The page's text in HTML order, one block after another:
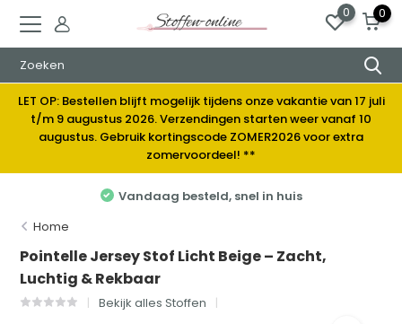
0 0
LET OP: Bestellen blijft mogelijk tijdens onze vakantie van 17 juli
t/m 9 augustus 2026. Verzendingen starten weer vanaf 10
augustus. Gebruik kortingscode ZOMER2026 voor extra
zomervoordeel! **
Vandaag besteld, snel in huis
Home
Pointelle Jersey Stof Licht Beige – Zacht,
Luchtig & Rekbaar
Bekijk alles Stoffen